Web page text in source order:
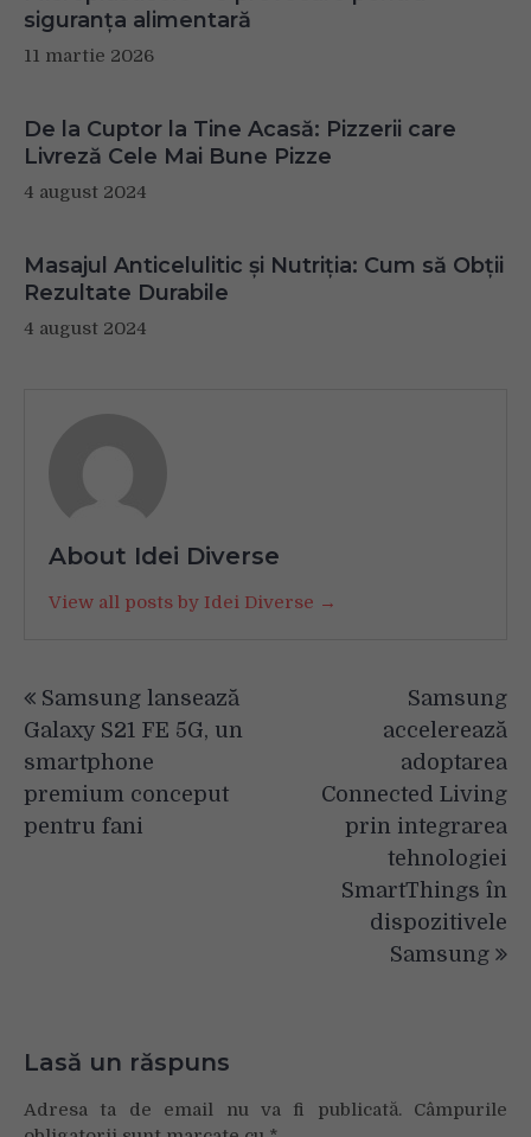
siguranța alimentară
11 martie 2026
De la Cuptor la Tine Acasă: Pizzerii care
Livreză Cele Mai Bune Pizze
4 august 2024
Masajul Anticelulitic și Nutriția: Cum să Obții
Rezultate Durabile
4 august 2024
About Idei Diverse
View all posts by Idei Diverse →
în
articole
Samsung lansează
Galaxy S21 FE 5G, un
smartphone
premium conceput
pentru fani
Samsung
accelerează
adoptarea
Connected Living
prin integrarea
tehnologiei
SmartThings în
dispozitivele
Samsung
Lasă un răspuns
Adresa ta de email nu va fi publicată. Câmpurile